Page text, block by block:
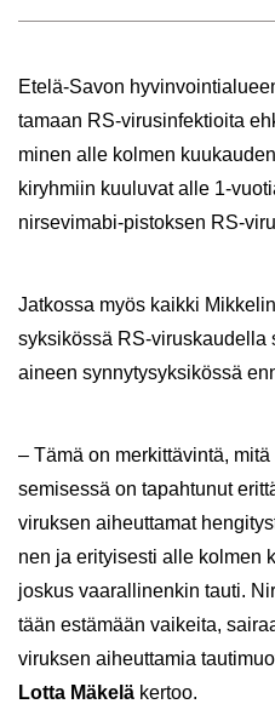
Etelä-​Savon
ta­maan RS-​virusinfektioita
mi­nen alle kol­men
ki­ryh­miin kuu­lu­vat alle 1-​
nirsevimabi-​pistoksen RS-​
Jat­kos­sa myös kaik­ki
syk­si­kös­sä RS-​viruskaudella
aineen syn­ny­ty­syk­si­kös­sä
– Tämä on mer­kit­tä­vin­tä,
se­mi­ses­sä on ta­pah­tu­nut
viruksen ai­heut­ta­mat
nen ja eri­tyi­ses­ti alle kol­men
jos­kus vaa­ral­li­nen­kin tauti.
tään es­tä­mään vai­kei­ta,
viruksen ai­heut­ta­mia
Lotta Mä­ke­lä ker­too.